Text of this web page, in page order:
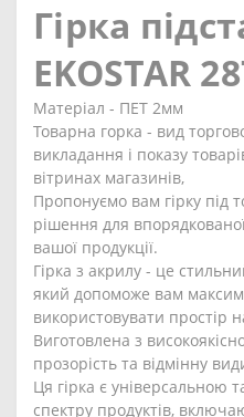
Гірка
EKOSTAR
Матеріал - ПЕТ 2мм
Товарна горка - вид
викладання і показу
вітринах магазинів,
Пропонуємо вам гірку під
рішення для
вашої продукції.
Гірка з акрилу - це
який допоможе вам
використовувати простір
Виготовлена з
прозорість та відмінну
Ця гірка є універсальною
спектру продуктів,